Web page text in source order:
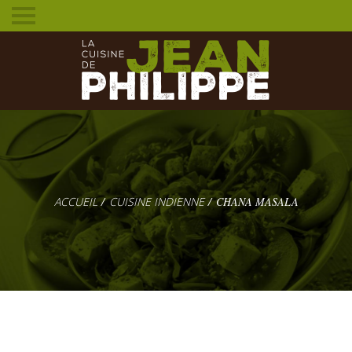
Toggle
mobile
CUISINE INDIENNE CHANA MASALA